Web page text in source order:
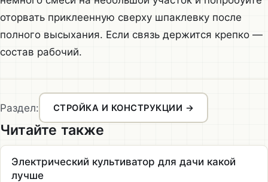
оторвать приклеенную сверху шпаклевку после
полного высыхания. Если связь держится крепко —
состав рабочий.
Раздел: СТРОЙКА И КОНСТРУКЦИИ →
Читайте также
Электрический культиватор для дачи какой
лучше